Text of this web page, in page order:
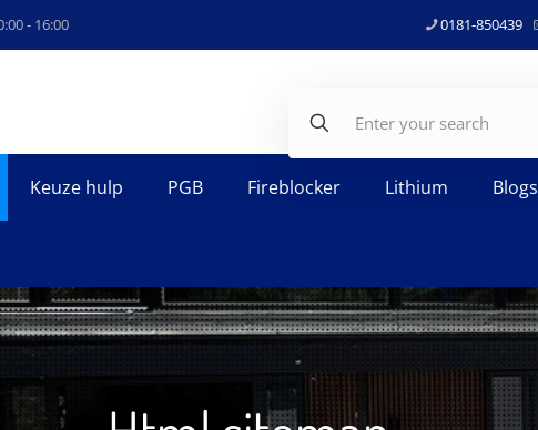
- 16:00 0181-850439
Keuze hulp PGB Fireblocker Lithium Blogs